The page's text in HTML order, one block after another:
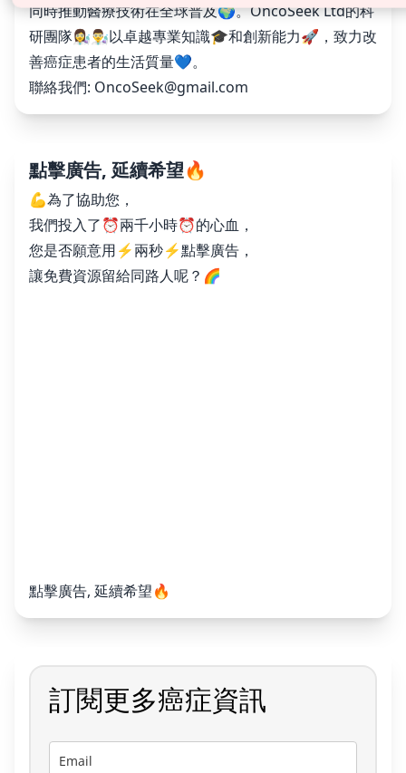
同時推動醫療技術在全球普及🌍。OncoSeek Ltd的科
研團隊👩‍🔬👨‍🔬以卓越專業知識🎓和創新能力🚀，致力改
善癌症患者的生活質量💙。
聯絡我們: OncoSeek@gmail.com
點擊廣告, 延續希望🔥
💪為了協助您，
我們投入了⏰兩千小時⏰的心血，
您是否願意用⚡️兩秒⚡️點擊廣告，
讓免費資源留給同路人呢？🌈
點擊廣告, 延續希望🔥
訂閱更多癌症資訊